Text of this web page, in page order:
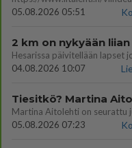
05.08.2026 05:51
2 km on nykyään
04.08.2026 10:07
05.08.2026 07:23